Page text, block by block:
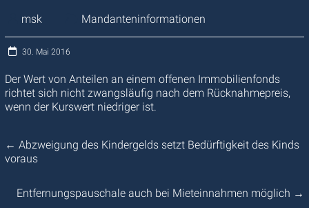
msk Mandanteninformationen
30. Mai 2016
Der Wert von Anteilen an einem offenen Immobilienfonds
richtet sich nicht zwangsläufig nach dem Rücknahmepreis,
wenn der Kurswert niedriger ist.
← Abzweigung des Kindergelds setzt Bedürftigkeit des Kinds
voraus
Entfernungspauschale auch bei Mieteinnahmen möglich →